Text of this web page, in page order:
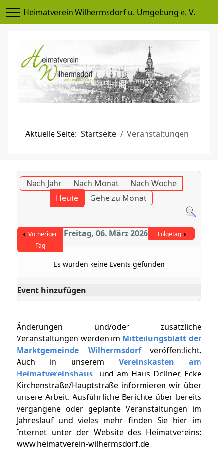
Mobile Menu Toggle
Heimatverein Wilhermsdorf u. Umgebung e. V.
Aktuelle Seite:Startseite Veranstaltungen
Nach Jahr Nach Monat
Nach Woche
Heute
Gehe zu Monat
Vorheriger
Tag
Freitag, 06. März 2026 Folgetag
Es wurden keine Events gefunden
Event hinzufügen
Änderungen und/oder zusätzliche
Veranstaltungen werden im Mitteilungsblatt der
Marktgemeinde Wilhermsdorf veröffentlicht.
Auch in unserem Vereinskasten am
Heimatvereinshaus
und am Haus Döllner, Ecke
Kirchenstraße/Hauptstraße informieren wir über
unsere Arbeit. Ausführliche Berichte über bereits
vergangene oder geplante Veranstaltungen im
Jahreslauf und vieles mehr finden Sie hier im
Internet unter der Website des Heimatvereins:
www.heimatverein-wilhermsdorf.de